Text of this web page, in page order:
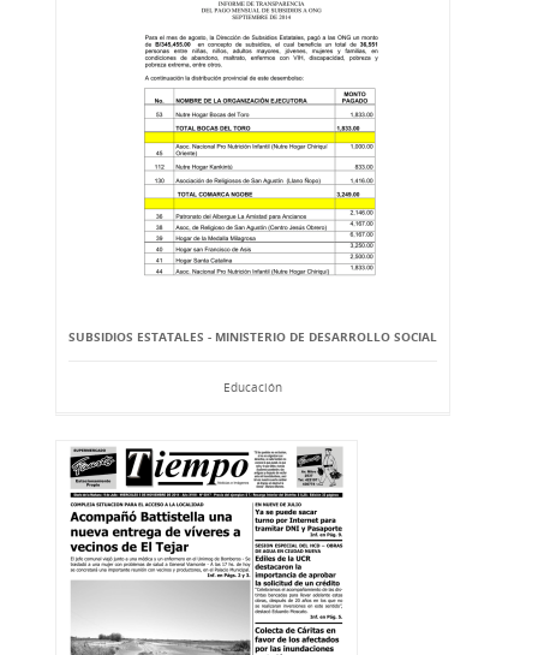
SUBSIDIOS ESTATALES - MINISTERIO DE DESARROLLO SOCIAL
Educación